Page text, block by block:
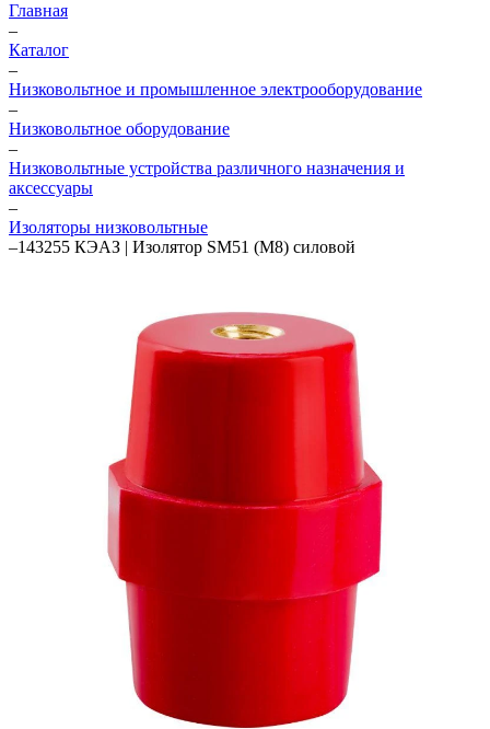
Главная
–
Каталог
–
Низковольтное и промышленное электрооборудование
–
Низковольтное оборудование
–
Низковольтные устройства различного назначения и
аксессуары
–
Изоляторы низковольтные
–143255 КЭАЗ | Изолятор SM51 (М8) силовой